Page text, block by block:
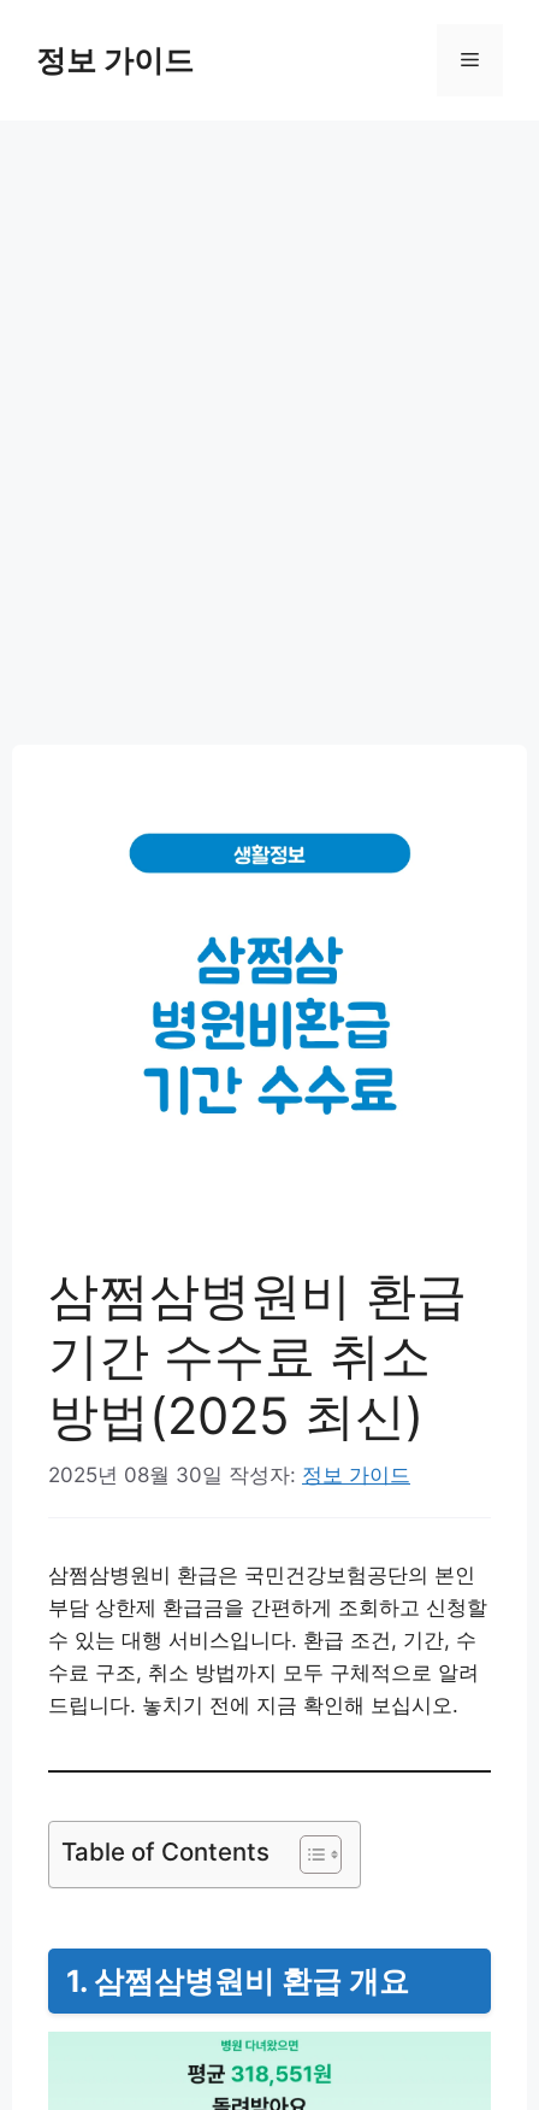
정보 가이드 메
삼쩜삼병원비 환급
기간 수수료 취소
방법(2025 최신)
2025년 08월 30일 작성자: 정보 가이드
삼쩜삼병원비 환급은 국민건강보험공단의 본인
부담 상한제 환급금을 간편하게 조회하고 신청할
수 있는 대행 서비스입니다. 환급 조건, 기간, 수
수료 구조, 취소 방법까지 모두 구체적으로 알려
드립니다. 놓치기 전에 지금 확인해 보십시오.
Table of Contents
1. 삼쩜삼병원비 환급 개요